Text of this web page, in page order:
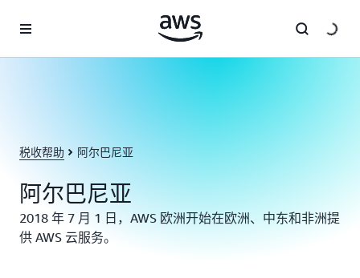
税收帮助 阿尔巴尼亚
阿尔巴尼亚
2018 年 7 月 1 日，AWS 欧洲开始在欧洲、中东和非洲提
供 AWS 云服务。